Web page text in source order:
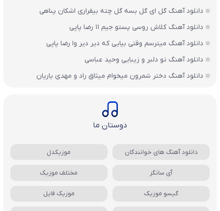
دانلود آهنگ گل ای گل بسه گل چته بیقراری اشکان پناهی
دانلود آهنگ کلاش روسی پستو جیم ۱۱ رضا پاپی
دانلود آهنگ میترسم وقتی بیایی که دیر دیر وا رضا پاپی
دانلود آهنگ تو دلبر و زیبایی وحید عباسی
دانلود آهنگ دختر شمرون میخوام میثاق راد و مهدی یاریان
دوستان ما
دانلود آهنگ های خوانندگان موزیکدل
آی سانگز مختلف موزیک
گیسو موزیک موزیک فایل